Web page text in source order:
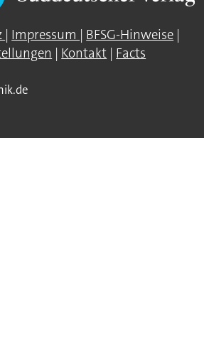
| Impressum | BFSG-Hinweise |
| Kontakt | Facts